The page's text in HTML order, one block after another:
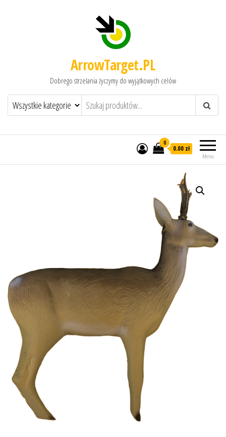
ArrowTarget.PL
Dobrego strzelania życzymy do wyjątkowych celów
Menu
0
0.00 zł